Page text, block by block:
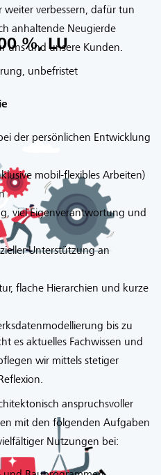
weiter verbessern, dafür tun
anhaltende Neugierde
uns und unsere Kunden.
es aktuelles Fachwissen und
wir mittels stetiger
%, LU
unbefristet
der persönlichen Entwicklung
mobil-flexibles Arbeiten)
viel Eigenverantwortung und
Unterstützung an
flache Hierarchien und kurze
bis zu
anspruchsvoller
mit den folgenden Aufgaben
Nutzungen bei: